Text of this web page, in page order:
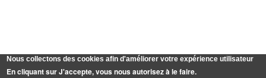
Nous collectons des cookies afin d'améliorer votre expérience utilisateur
En cliquant sur J'accepte, vous nous autorisez à le faire.